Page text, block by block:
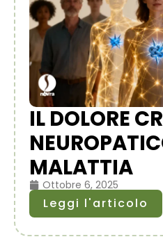
IL DOLORE
MALATTIA
Ottobre 6, 2025
Leggi l'articolo